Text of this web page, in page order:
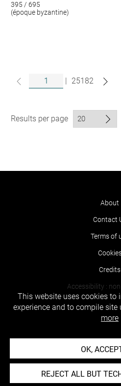
395 / 695
(époque byzantine)
| 25182
Results per page
About
Contact
Terms of
Credits
Accessibility :
This website uses cookies to
experience and to compile site
more
OK,
REJECT ALL BUT